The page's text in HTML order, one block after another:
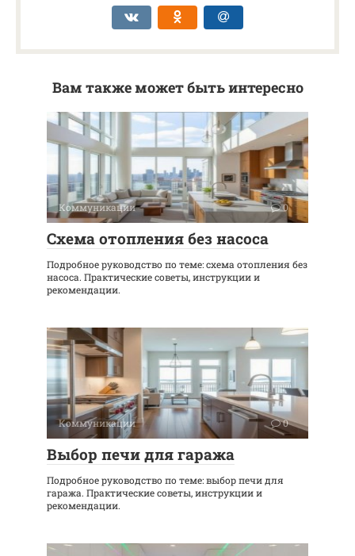
Вам также может быть интересно
Коммуникации 0
Схема отопления без насоса
Подробное руководство по теме: схема отопления без
насоса. Практические советы, инструкции и
рекомендации.
Коммуникации 0
Выбор печи для гаража
Подробное руководство по теме: выбор печи для
гаража. Практические советы, инструкции и
рекомендации.